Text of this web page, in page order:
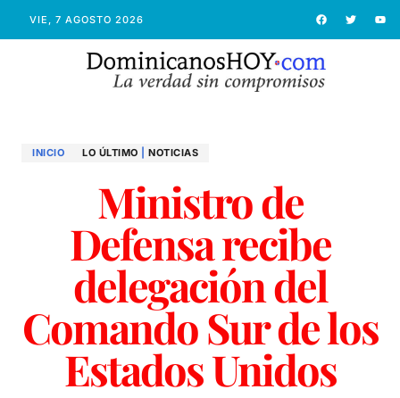
VIE, 7 AGOSTO 2026
INICIO LO ÚLTIMO NOTICIAS
Ministro de
Defensa recibe
delegación del
Comando Sur de los
Estados Unidos